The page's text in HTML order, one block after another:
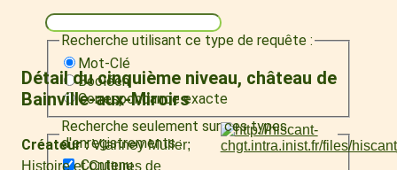
Recherche utilisant ce type de requête :
Mot-Clé
Booléen
Correspondance exacte
Recherche seulement sur ces types
d'enregistrements :
Contenu
Détail du cinquième niveau, château de
Bainville-aux-Miroirs
Créateur
Vianney Muller
Histoire et Cultures de